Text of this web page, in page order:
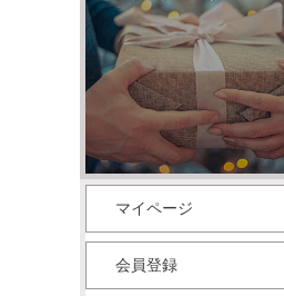
マイページ
会員登録